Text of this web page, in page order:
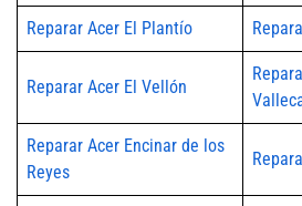
Reparar Acer El Plantío
Reparar Acer El Vellón
Reparar Acer Encinar de los
Reyes